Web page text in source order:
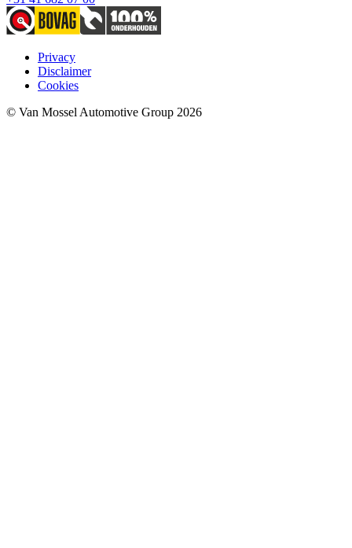
Privacy
Disclaimer
Cookies
© Van Mossel Automotive Group 2026